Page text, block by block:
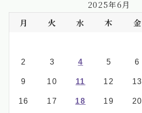
2025年6月
月
火 水 木 金
2 3 4 5 6
9 10 11 12 13
16 17 18 19 20